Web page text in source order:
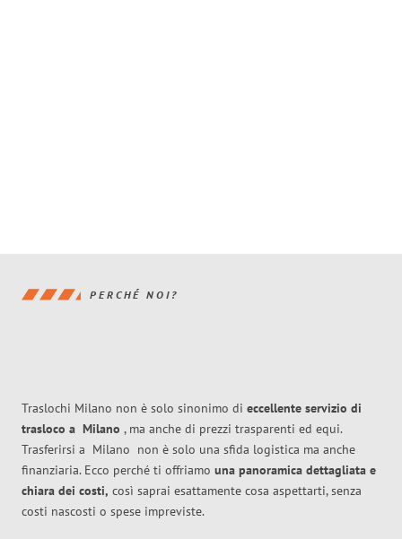
PERCHÉ NOI?
Traslochi Milano non è solo sinonimo di eccellente servizio di
trasloco a Milano , ma anche di prezzi trasparenti ed equi.
Trasferirsi a Milano non è solo una sfida logistica ma anche
finanziaria. Ecco perché ti offriamo una panoramica dettagliata e
chiara dei costi, così saprai esattamente cosa aspettarti, senza
costi nascosti o spese impreviste.